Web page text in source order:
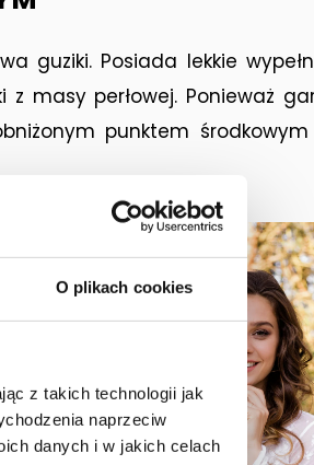
O plikach cookies
z takich technologii jak
naprzeciw
danych i w jakich celach
guziki. Posiada lekkie
masy perłowej. Ponieważ
punktem środkowym